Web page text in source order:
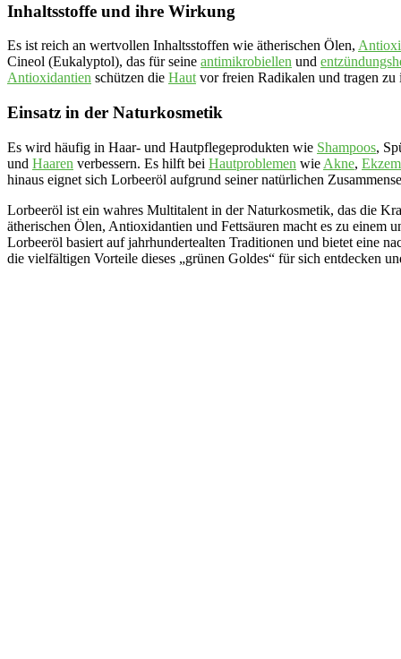
Inhaltsstoffe und ihre Wirkung
Es ist reich an wertvollen Inhaltsstoffen wie ätherischen Ölen,
Cineol (Eukalyptol), das für seine antimikrobiellen und
Antioxidantien schützen die Haut vor freien Radikalen und tragen zu
Einsatz in der Naturkosmetik
Es wird häufig in Haar- und Hautpflegeprodukten wie Shampoos,
und Haaren verbessern. Es hilft bei Hautproblemen wie Akne,
hinaus eignet sich Lorbeeröl aufgrund seiner natürlichen
Lorbeeröl ist ein wahres Multitalent in der Naturkosmetik, das die
ätherischen Ölen, Antioxidantien und Fettsäuren macht es zu
Lorbeeröl basiert auf jahrhundertealten Traditionen und bietet eine
die vielfältigen Vorteile dieses „grünen Goldes“ für sich entdecken